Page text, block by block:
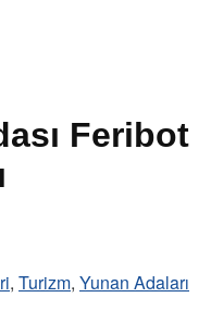
Feribot
, Turizm, Yunan Adaları